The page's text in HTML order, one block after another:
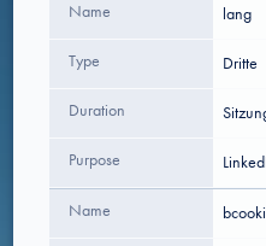
Name lang
Type Dritte
Duration
Purpose
Name